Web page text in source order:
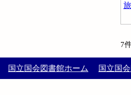
7
国立国会図書館ホーム 国立国